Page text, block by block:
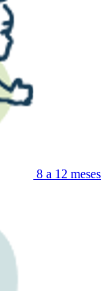
8 a 12 meses